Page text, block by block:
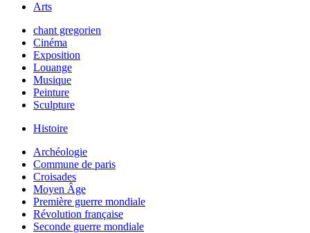
Arts
chant gregorien
Cinéma
Exposition
Louange
Musique
Peinture
Sculpture
Histoire
Archéologie
Commune de paris
Croisades
Moyen Âge
Première guerre mondiale
Révolution française
Seconde guerre mondiale